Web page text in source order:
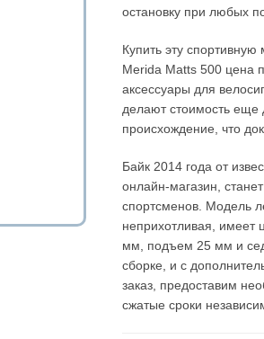
остановку при любых
Купить эту
Merida Matts 500 цена
аксессуары для
делают стоимость еще
происхождение, что
Байк 2014 года от
онлайн-магазин,
спортсменов. Модель
неприхотливая, имеет
мм, подъем 25 мм и
сборке, и с
заказ, предоставим
сжатые сроки